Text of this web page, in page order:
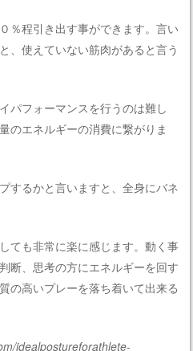
％程引き出す事ができます。言い
、使えていない筋肉があると言う
パフォーマンスを行うのは難し
のエネルギーの消費に繋がりま
するかと言いますと、全身にバネ
ても非常に楽に感じます。動く事
断、思考の方にエネルギーを回す
の高いプレーを落ち着いて出来る
idealpostureforathlete-